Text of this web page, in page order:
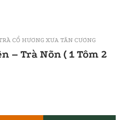
CỔ HƯƠNG XƯA TÂN CƯƠNG
– Trà Nõn ( 1 Tôm 2